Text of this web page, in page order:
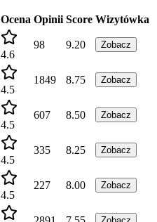
Ocena Opinii Score Wizytówka
4.6
98 9.20 Zobacz
4.5
1849 8.75 Zobacz
4.5
607 8.50 Zobacz
4.5
335 8.25 Zobacz
4.5
227 8.00 Zobacz